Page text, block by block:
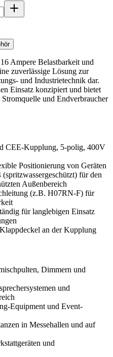
Ampere Belastbarkeit und
zuverlässige Lösung zur
und Industrietechnik dar.
Einsatz konzipiert und bietet
und Endverbraucher
CEE-Kupplung, 5-polig, 400V
Positionierung von Geräten
für den
Außenbereich
(z.B. H07RN-F) für
für langlebigen Einsatz
an der Kupplung
Dimmern und
und
Equipment und Event-
in Messehallen und auf
und